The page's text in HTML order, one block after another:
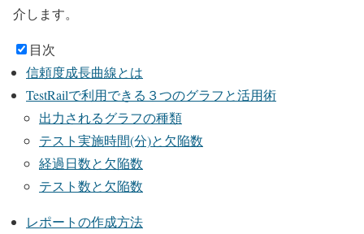
介します。
目次
信頼度成長曲線とは
TestRailで利用できる３つのグラフと活用術
出力されるグラフの種類
テスト実施時間(分)と欠陥数
経過日数と欠陥数
テスト数と欠陥数
レポートの作成方法